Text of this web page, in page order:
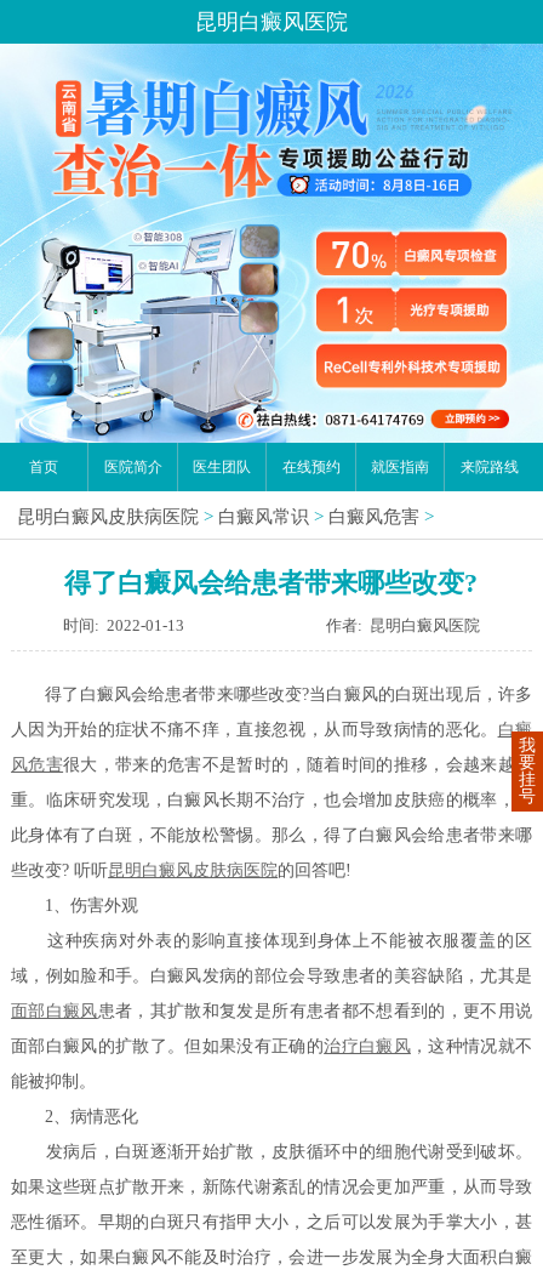
昆明白癜风医院
首页 医院简介 医生团队 在线预约 就医指南 来院路线
昆明白癜风皮肤病医院 > 白癜风常识 > 白癜风危害 >
得了白癜风会给患者带来哪些改变?
时间: 2022-01-13 作者: 昆明白癜风医院
得了白癜风会给患者带来哪些改变?当白癜风的白斑出现后，许多
人因为开始的症状不痛不痒，直接忽视，从而导致病情的恶化。 白癜
风危害很大，带来的危害不是暂时的，随着时间的推移，会越来越严
重。临床研究发现，白癜风长期不治疗，也会增加皮肤癌的概率，因
此身体有了白斑，不能放松警惕。那么，得了白癜风会给患者带来哪
些改变? 听听昆明白癜风皮肤病医院的回答吧!
1、伤害外观
这种疾病对外表的影响直接体现到身体上不能被衣服覆盖的区
域，例如脸和手。白癜风发病的部位会导致患者的美容缺陷，尤其是
面部白癜风患者，其扩散和复发是所有患者都不想看到的，更不用说
面部白癜风的扩散了。但如果没有正确的治疗白癜风，这种情况就不
能被抑制。
2、病情恶化
发病后，白斑逐渐开始扩散，皮肤循环中的细胞代谢受到破坏。
如果这些斑点扩散开来，新陈代谢紊乱的情况会更加严重，从而导致
恶性循环。早期的白斑只有指甲大小，之后可以发展为手掌大小，甚
至更大，如果白癜风不能及时治疗，会进一步发展为全身大面积白癜
我
要
挂
号